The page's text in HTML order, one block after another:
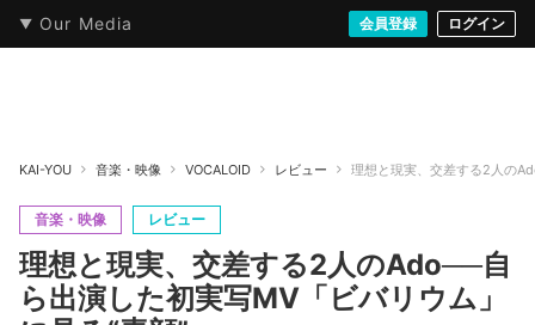
Our Media 会員登録 ログイン
本・文芸 情報化社会 音楽・映像 ゲームストリート
KAI-YOU 音楽・映像 VOCALOID レビュー 理想と現実、交差する2人の
音楽・映像 レビュー
理想と現実、交差する2人のAdo──自
ら出演した初実写MV「ビバリウム」